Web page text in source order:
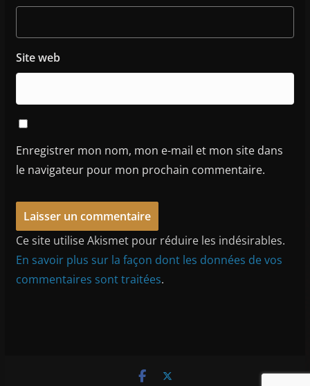
Site web
Enregistrer mon nom, mon e-mail et mon site dans
le navigateur pour mon prochain commentaire.
Ce site utilise Akismet pour réduire les indésirables.
En savoir plus sur la façon dont les données de vos
commentaires sont traitées.